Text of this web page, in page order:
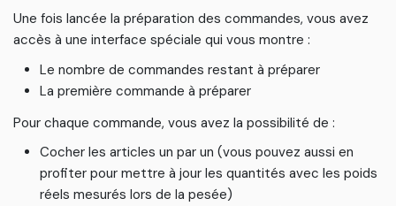
Une fois lancée la préparation des commandes, vous avez
accès à une interface spéciale qui vous montre :
Le nombre de commandes restant à préparer
La première commande à préparer
Pour chaque commande, vous avez la possibilité de :
Cocher les articles un par un (vous pouvez aussi en
profiter pour mettre à jour les quantités avec les poids
réels mesurés lors de la pesée)